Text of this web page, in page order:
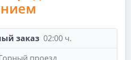
заказ 02:00 ч.